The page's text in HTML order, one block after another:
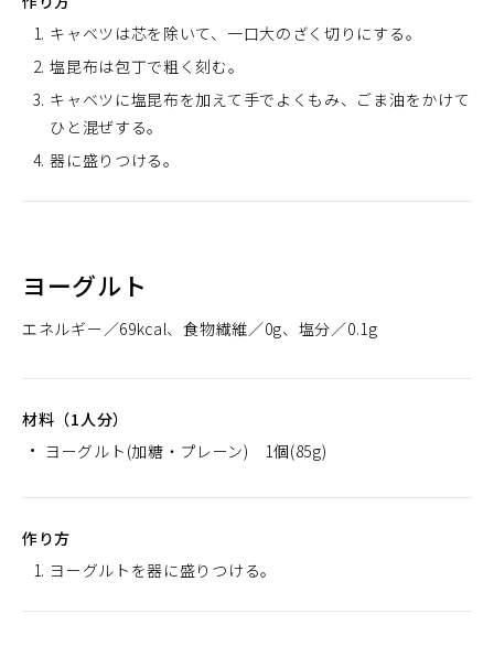
キャベツは芯を除いて、一口大のざく切りにする。
塩昆布は包丁で粗く刻む。
キャベツに塩昆布を加えて手でよくもみ、ごま油をかけて
ひと混ぜする。
器に盛りつける。
ヨーグルト
エネルギー 69kcal 食物繊維 0g 塩分 0.1g
材料（1人分）
ヨーグルト(加糖・プレーン) 1個(85g)
作り方
ヨーグルトを器に盛りつける。